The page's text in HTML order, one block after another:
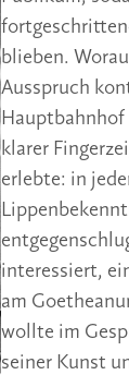
blieben.
Ausspruch
klarer
erlebte: in
interessiert,
am
wollte im
seiner Kunst